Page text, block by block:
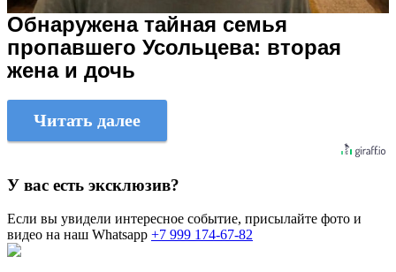
Обнаружена тайная семья
пропавшего Усольцева: вторая
жена и дочь
Читать далее
У вас есть эксклюзив?
Если вы увидели интересное событие, присылайте фото и
видео на наш Whatsapp +7 999 174-67-82